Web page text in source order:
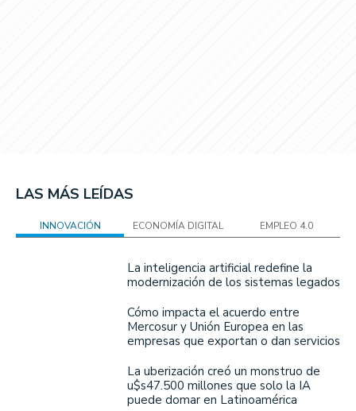
LAS MÁS LEÍDAS
INNOVACIÓN ECONOMÍA DIGITAL EMPLEO 4.0
La inteligencia artificial redefine la
modernización de los sistemas legados
Cómo impacta el acuerdo entre
Mercosur y Unión Europea en las
empresas que exportan o dan servicios
La uberización creó un monstruo de
u$s47.500 millones que solo la IA
puede domar en Latinoamérica